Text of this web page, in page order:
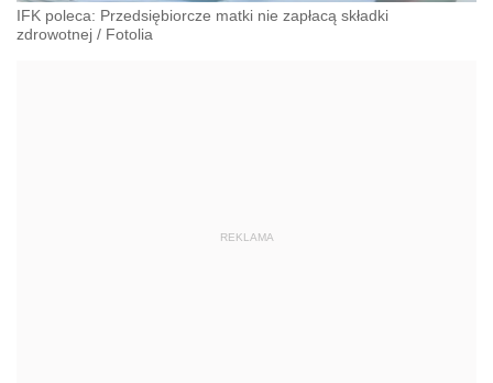
IFK poleca: Przedsiębiorcze matki nie zapłacą składki
zdrowotnej / Fotolia